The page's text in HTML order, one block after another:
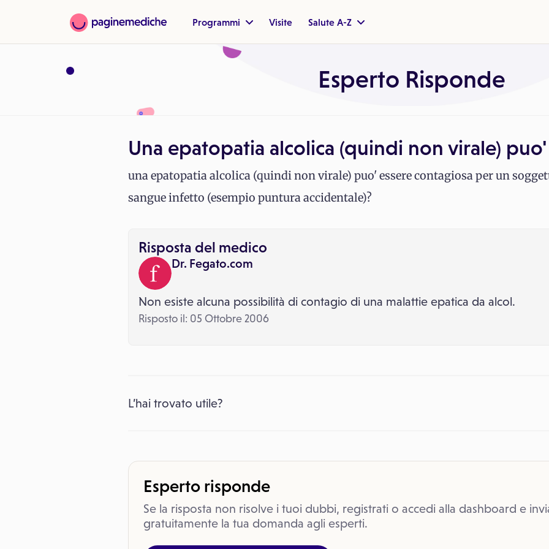
Programmi Visite Salute A-Z
Esperto Risponde
Una epatopatia alcolica (quindi non virale) puo'
una epatopatia alcolica (quindi non virale) puo' essere contagiosa per un
sangue infetto (esempio puntura accidentale)?
Risposta del medico
Dr. Fegato.com
Non esiste alcuna possibilità di contagio di una malattie epatica da alcol.
Risposto il: 05 Ottobre 2006
L’hai trovato utile?
Esperto risponde
Se la risposta non risolve i tuoi dubbi, registrati o accedi alla dashboard e
gratuitamente la tua domanda agli esperti.